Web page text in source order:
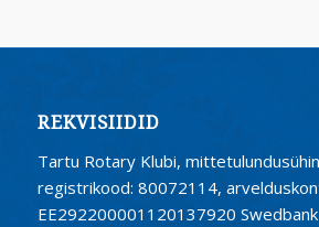
REKVISIIDID
Tartu Rotary Klubi,
registrikood: 80072114,
EE292200001120137920 Swedbank